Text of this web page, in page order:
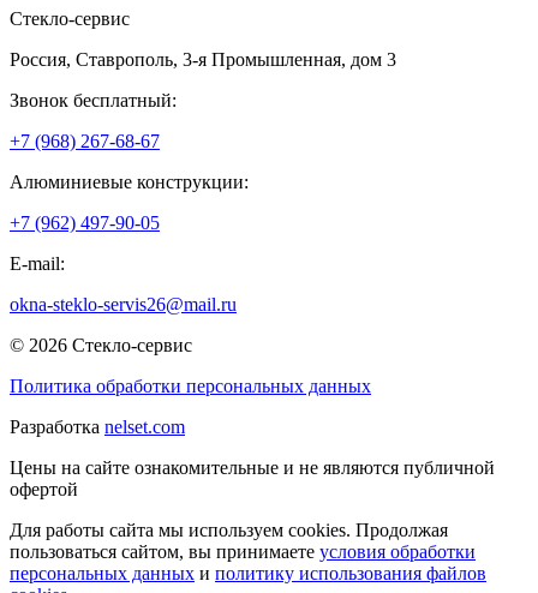
Стекло-сервис
Россия, Ставрополь, 3-я Промышленная, дом 3
Звонок бесплатный:
+7 (968) 267-68-67
Алюминиевые конструкции:
+7 (962) 497-90-05
E-mail:
okna-steklo-servis26@mail.ru
© 2026 Стекло-сервис
Политика обработки персональных данных
Разработка nelset.com
Цены на сайте ознакомительные и не являются публичной
офертой
Для работы сайта мы используем cookies. Продолжая
пользоваться сайтом, вы принимаете условия обработки
персональных данных и политику использования файлов